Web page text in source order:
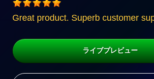
Great product. Superb customer
ライブプレビュー